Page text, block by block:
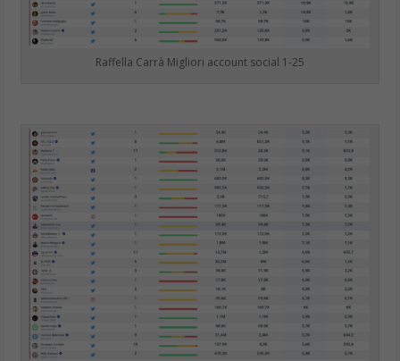
Raffella Carrà Migliori account social 1-25